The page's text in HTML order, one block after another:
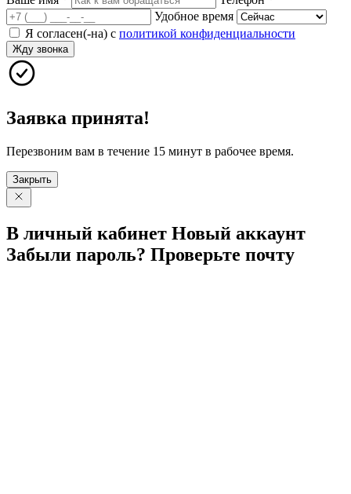
Удобное время
Я согласен(-на) с политикой конфиденциальности
Жду звонка
Заявка принята!
Перезвоним вам в течение 15 минут в рабочее время.
Закрыть
В личный кабинет Новый аккаунт
Забыли пароль? Проверьте почту